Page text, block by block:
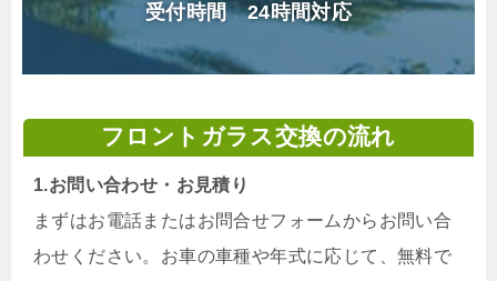
受付時間 24時間対応
フロントガラス交換の流れ
1.お問い合わせ・お見積り
まずはお電話またはお問合せフォームからお問い合
わせください。お車の車種や年式に応じて、無料で